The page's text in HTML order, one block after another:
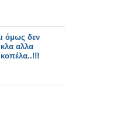
όμως δεν
αλλα